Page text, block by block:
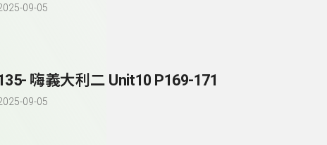
09-05
嗨義大利二 Unit10 P169-171
09-05